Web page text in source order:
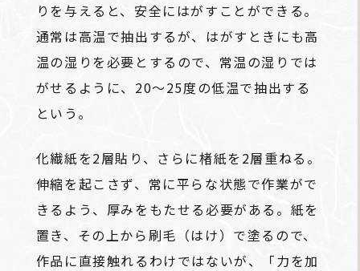
りを与えると、安全にはがすことができる。
通常は高温で抽出するが、はがすときにも高
温の湿りを必要とするので、常温の湿りでは
がせるように、20～25度の低温で抽出する
という。
化繊紙を2層貼り、さらに楮紙を2層重ねる。
伸縮を起こさず、常に平らな状態で作業がで
きるよう、厚みをもたせる必要がある。紙を
置き、その上から刷毛（はけ）で塗るので、
作品に直接触れるわけではないが、「力を加